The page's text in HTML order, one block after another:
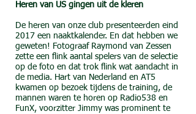
Heren van US gingen uit de kleren
De heren van onze club presenteerden eind
2017 een naaktkalender. En dat hebben we
geweten! Fotograaf Raymond van Zessen
zette een flink aantal spelers van de selectie
op de foto en dat trok flink wat aandacht in
de media. Hart van Nederland en AT5
kwamen op bezoek tijdens de training, de
mannen waren te horen op Radio538 en
FunX, voorzitter Jimmy was prominent te